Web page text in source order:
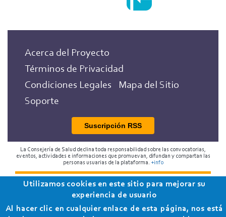
Acerca del Proyecto
Términos de Privacidad
Condiciones Legales
Mapa del Sitio
Soporte
Suscripción RSS
La Consejería de Salud declina toda responsabilidad sobre las convocatorias,
eventos, actividades e informaciones que promuevan, difundan y compartan las
personas usuarias de la plataforma. +info
2018 Programa de Envejecimiento Saludable de la
Consejería de Salud
Utilizamos cookies en este sitio para mejorar su
experiencia de usuario
Al hacer clic en cualquier enlace de esta página, nos está